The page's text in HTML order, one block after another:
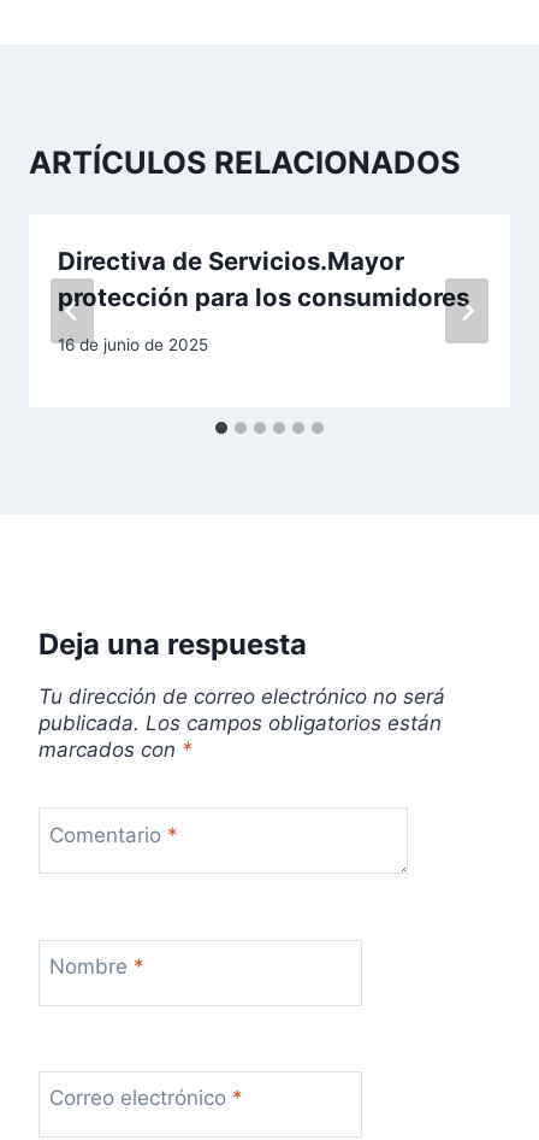
c
r
a
d
ARTÍCULOS RELACIONADOS
Directiva de Servicios.Mayor
protección para los consumidores
16 de junio de 2025
Deja una respuesta
Tu dirección de correo electrónico no será
publicada. Los campos obligatorios están
marcados con *
Comentario *
Nombre *
Correo electrónico *